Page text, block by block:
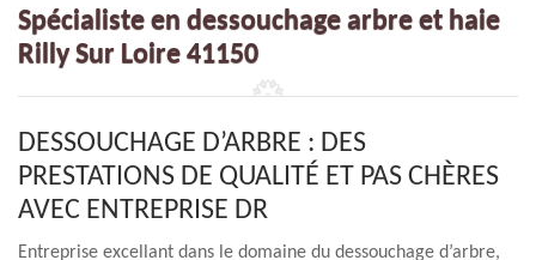
Spécialiste en dessouchage arbre et haie
Rilly Sur Loire 41150
DESSOUCHAGE D’ARBRE : DES
PRESTATIONS DE QUALITÉ ET PAS CHÈRES
AVEC ENTREPRISE DR
Entreprise excellant dans le domaine du dessouchage d’arbre,